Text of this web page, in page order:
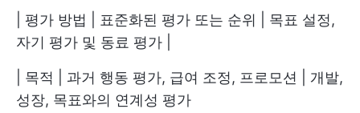
| 평가 방법 | 표준화된 평가 또는 순위 | 목표 설정,
자기 평가 및 동료 평가 |
| 목적 | 과거 행동 평가, 급여 조정, 프로모션 | 개발,
성장, 목표와의 연계성 평가